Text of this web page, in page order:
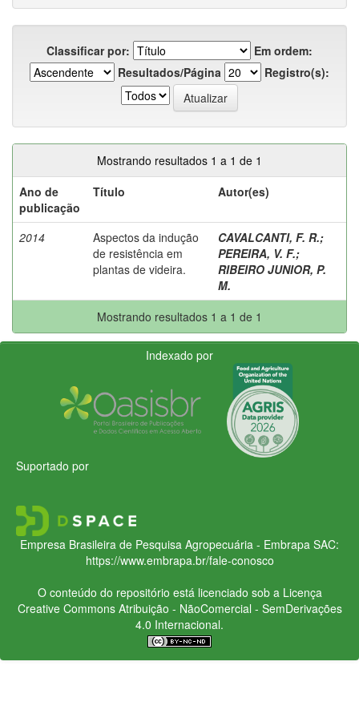
Classificar por:
Em ordem:
Resultados/Página
Registro(s):
Mostrando resultados 1 a 1 de 1
Ano de
publicação
Título Autor(es)
2014
Aspectos da indução
de resistência em
plantas de videira.
CAVALCANTI, F. R.;
PEREIRA, V. F.;
RIBEIRO JUNIOR, P.
M.
Mostrando resultados 1 a 1 de 1
Indexado por
Suportado por
Empresa Brasileira de Pesquisa Agropecuária - Embrapa SAC:
https://www.embrapa.br/fale-conosco
O conteúdo do repositório está licenciado sob a Licença
Creative CommonsAtribuição - NãoComercial - SemDerivações
4.0 Internacional.